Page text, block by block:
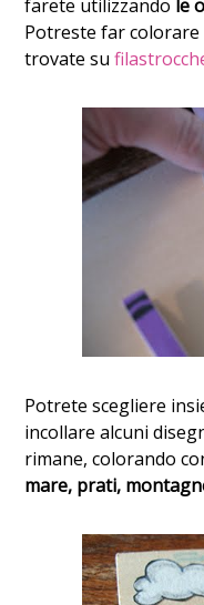
farete utilizzando le
Potreste far colorare
trovate su
Potrete scegliere
incollare alcuni
rimane, colorando
mare, prati,